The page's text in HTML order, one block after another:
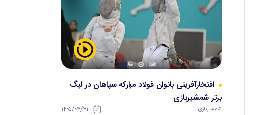
افتخارآفرینی بانوان فولاد مبارکه سپاهان در لیگ
برتر شمشیربازی
شمشیربازی ۱۴۰۵/۰۴/۳۱